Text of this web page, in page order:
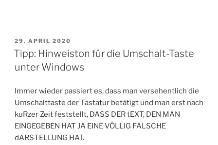
PCs
in
Domäne
VERÖFFENTLICHT
AM
29. APRIL 2020
Tipp: Hinweiston für die Umschalt-Taste
unter Windows
Immer wieder passiert es, dass man versehentlich die
Umschalttaste der Tastatur betätigt und man erst nach
kuRzer Zeit feststellt, DASS DER tEXT, DEN MAN
EINGEGEBEN HAT JA EINE VÖLLIG FALSCHE
dARSTELLUNG HAT.